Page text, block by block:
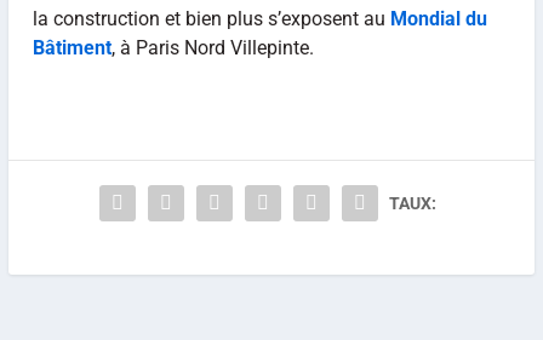
la construction et bien plus s’exposent au Mondial du
Bâtiment, à Paris Nord Villepinte.
TAUX: